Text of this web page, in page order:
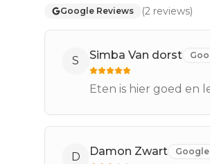
Google Reviews (2 reviews)
S Simba Van dorst
Eten is hier goed en
D Damon Zwart Google